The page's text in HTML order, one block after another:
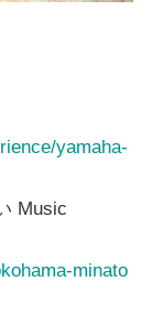
yamaha-
Music
minato